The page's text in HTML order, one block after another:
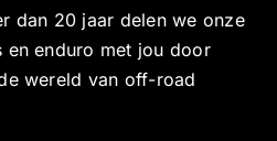
dan 20 jaar delen we onze
enduro met jou door
wereld van off-road